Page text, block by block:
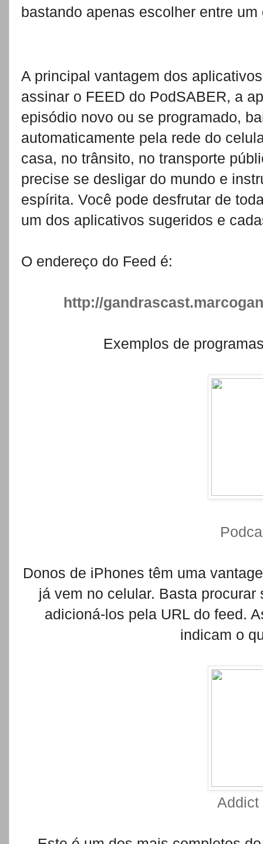
bastando apenas escolher entre
A principal vantagem dos
assinar o FEED do PodSABER, a
episódio novo ou se programado,
automaticamente pela rede do
casa, no trânsito, no transporte
precise se desligar do mundo e
espírita. Você pode desfrutar de
um dos aplicativos sugeridos e
O endereço do Feed é:
http://
Exemplos de
Donos de iPhones têm uma
já vem no celular. Basta
adicioná-los pela URL do feed.
indicam o
Addict